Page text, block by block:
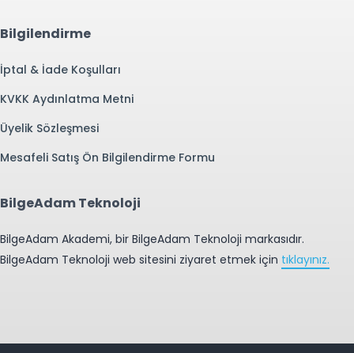
Bilgilendirme
İptal & İade Koşulları
KVKK Aydınlatma Metni
Üyelik Sözleşmesi
Mesafeli Satış Ön Bilgilendirme Formu
BilgeAdam Teknoloji
BilgeAdam Akademi, bir BilgeAdam Teknoloji markasıdır.
BilgeAdam Teknoloji web sitesini ziyaret etmek için tıklayınız.